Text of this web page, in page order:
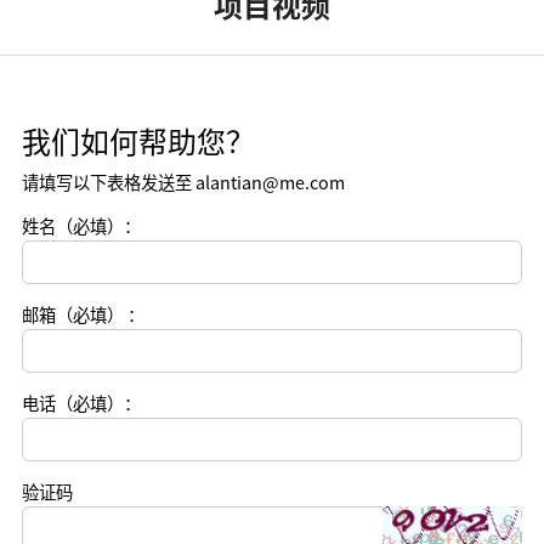
我们如何帮助您？
请填写以下表格发送至 alantian@me.com
姓名（必填）：
邮箱（必填） ：
电话（必填）：
验证码